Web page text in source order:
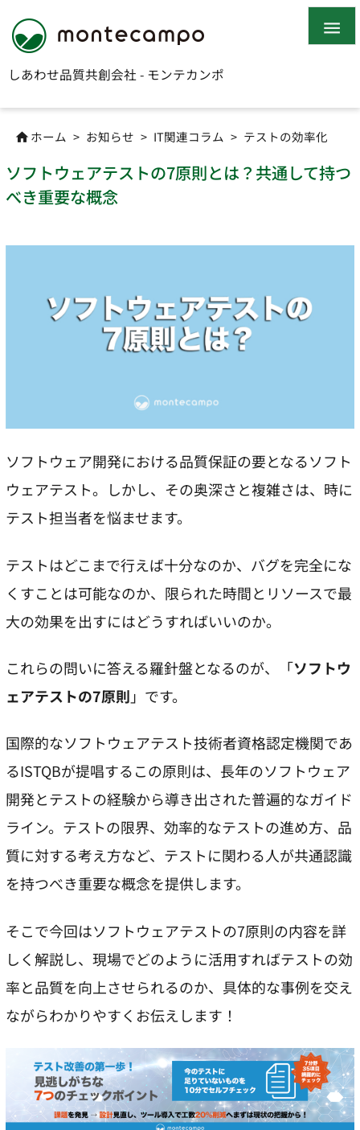
しあわせ品質共創会社 - モンテカンポ

 ホーム > お知らせ > IT関連コラム > テストの効率化
ソフトウェアテストの7原則とは？共通して持つ
べき重要な概念
ソフトウェア開発における品質保証の要となるソフト
ウェアテスト。しかし、その奥深さと複雑さは、時に
テスト担当者を悩ませます。
テストはどこまで行えば十分なのか、バグを完全にな
くすことは可能なのか、限られた時間とリソースで最
大の効果を出すにはどうすればいいのか。
これらの問いに答える羅針盤となるのが、「ソフトウ
ェアテストの7原則 」です。
国際的なソフトウェアテスト技術者資格認定機関であ
るISTQBが提唱するこの原則は、長年のソフトウェア
開発とテストの経験から導き出された普遍的なガイド
ライン。テストの限界、効率的なテストの進め方、品
質に対する考え方など、テストに関わる人が共通認識
を持つべき重要な概念を提供します。
そこで今回はソフトウェアテストの7原則の内容を詳
しく解説し、現場でどのように活用すればテストの効
率と品質を向上させられるのか、具体的な事例を交え
ながらわかりやすくお伝えします！